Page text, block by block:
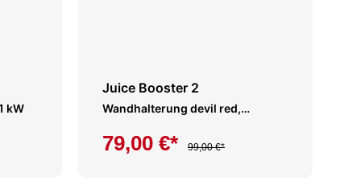
kW
Juice Booster 2
Wandhalterung devil red,
79,00 €* 99,00 €*